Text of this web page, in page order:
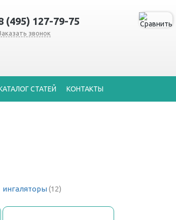
(495) 127-79-75
звонок
СТАТЕЙ КОНТАКТЫ
ингаляторы (12)